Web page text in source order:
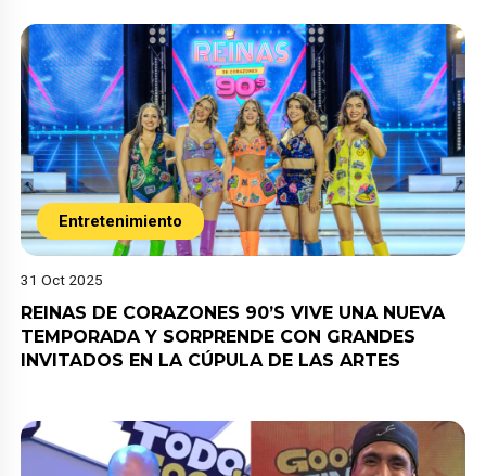
Entretenimiento
31 Oct 2025
REINAS DE CORAZONES 90’S VIVE UNA NUEVA
TEMPORADA Y SORPRENDE CON GRANDES
INVITADOS EN LA CÚPULA DE LAS ARTES